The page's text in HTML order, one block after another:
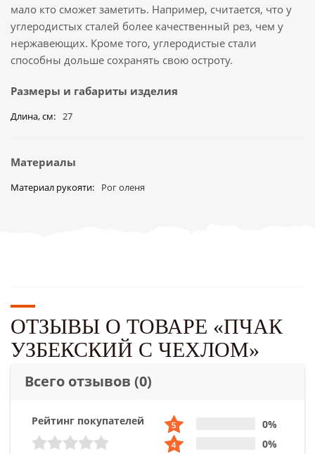
мало кто сможет заметить. Например, считается, что у
углеродистых сталей более качественный рез, чем у
нержавеющих. Кроме того, углеродистые стали
способны дольше сохранять свою остроту.
Размеры и габариты изделия
Длина, см 27
Материалы
Материал рукояти Рог оленя
ОТЗЫВЫ О ТОВАРЕ «ПЧАК
УЗБЕКСКИЙ С ЧЕХЛОМ»
Всего отзывов (0)
Рейтинг покупателей
0%
0%